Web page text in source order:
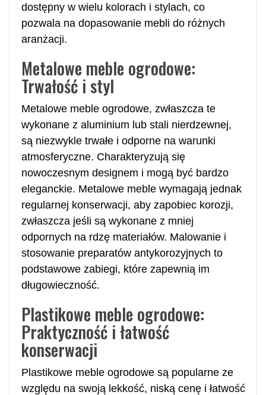
dostępny w wielu kolorach i stylach, co
pozwala na dopasowanie mebli do różnych
aranżacji.
Metalowe meble ogrodowe:
Trwałość i styl
Metalowe meble ogrodowe, zwłaszcza te
wykonane z aluminium lub stali nierdzewnej,
są niezwykle trwałe i odporne na warunki
atmosferyczne. Charakteryzują się
nowoczesnym designem i mogą być bardzo
eleganckie. Metalowe meble wymagają jednak
regularnej konserwacji, aby zapobiec korozji,
zwłaszcza jeśli są wykonane z mniej
odpornych na rdzę materiałów. Malowanie i
stosowanie preparatów antykorozyjnych to
podstawowe zabiegi, które zapewnią im
długowieczność.
Plastikowe meble ogrodowe:
Praktyczność i łatwość
konserwacji
Plastikowe meble ogrodowe są popularne ze
względu na swoją lekkość, niską cenę i łatwość